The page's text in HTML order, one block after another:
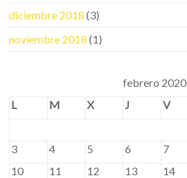
diciembre 2018 (3)
noviembre 2018 (1)
febrero 2020
L
M X J V
3
4 5 6 7
10
11 12 13 14